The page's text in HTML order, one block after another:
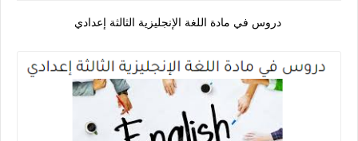
دروس في مادة اللغة الإنجليزية الثالثة إعدادي